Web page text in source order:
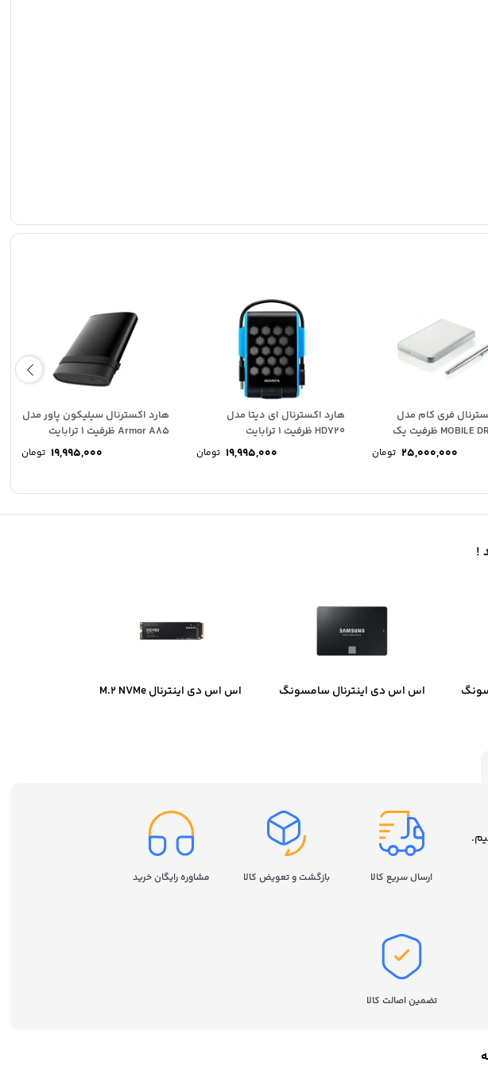
فری کام مدل
MOBILE DRIVE MG ظرفیت یک
همراه...25,000,000 تومان
هارد اکسترنال ای دیتا مدل
HD720 ظرفیت 1 ترابایت
19,995,000 تومان
هارد اکسترنال سیلیکون پاور مدل
Armor A85 ظرفیت 1 ترابایت
19,995,000 تومان
!
اس اس دی اینترنال سامسونگ
اس اس دی اینترنال M.2 NVMe
ارسال سریع کالا بازگشت و تعویض کالا مشاوره رایگان خرید
تضمین اصالت کالا